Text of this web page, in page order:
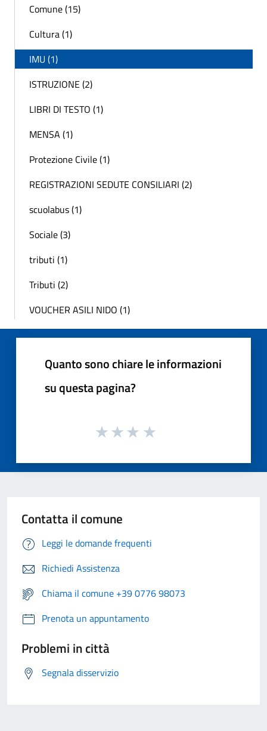
Comune (15)
Cultura (1)
IMU (1)
ISTRUZIONE (2)
LIBRI DI TESTO (1)
MENSA (1)
Protezione Civile (1)
REGISTRAZIONI SEDUTE CONSILIARI (2)
scuolabus (1)
Sociale (3)
tributi (1)
Tributi (2)
VOUCHER ASILI NIDO (1)
Quanto sono chiare le informazioni
su questa pagina?
Contatta il comune
Leggi le domande frequenti
Richiedi Assistenza
Chiama il comune +39 0776 98073
Prenota un appuntamento
Problemi in città
Segnala disservizio